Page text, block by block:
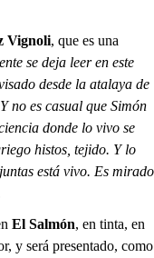
Vignoli, que es una
se deja leer en este
desde la atalaya de
no es casual que Simón
donde lo vivo se
histos, tejido. Y lo
está vivo. Es mirado
El Salmón, en tinta, en
y será presentado, como